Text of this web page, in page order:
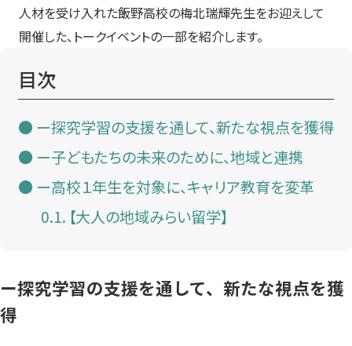
人材を受け入れた飯野高校の梅北瑞輝先生をお迎えして
開催した、トークイベントの一部を紹介します。
目次
ー探究学習の支援を通して、新たな視点を獲得
ー子どもたちの未来のために、地域と連携
ー高校１年生を対象に、キャリア教育を変革
【大人の地域みらい留学】
ー探究学習の支援を通して、新たな視点を獲
得